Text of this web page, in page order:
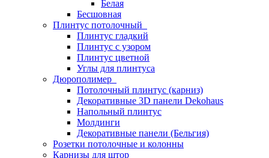
Белая
Бесшовная
Плинтус потолочный
Плинтус гладкий
Плинтус с узором
Плинтус цветной
Углы для плинтуса
Дюрополимер
Потолочный плинтус (карниз)
Декоративные 3D панели Dekohaus
Напольный плинтус
Молдинги
Декоративные панели (Бельгия)
Розетки потолочные и колонны
Карнизы для штор